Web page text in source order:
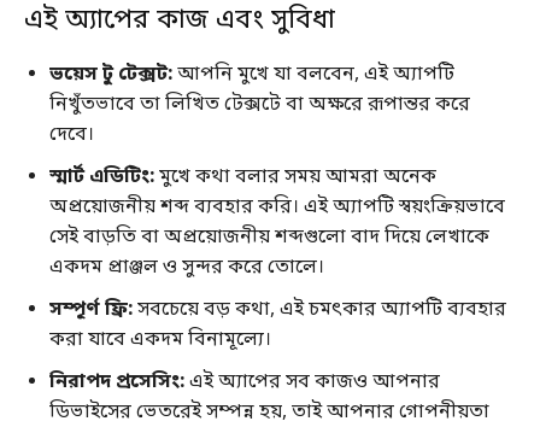
এই অ্যাপের কাজ এবং সুবিধা
ভয়েস টু টেক্সট:আপনি মুখে যা বলবেন, এই অ্যাপটি
নিখুঁতভাবে তা লিখিত টেক্সটে বা অক্ষরে রূপান্তর করে
দেবে।
স্মার্ট এডিটিং:মুখে কথা বলার সময় আমরা অনেক
অপ্রয়োজনীয় শব্দ ব্যবহার করি। এই অ্যাপটি স্বয়ংক্রিয়ভাবে
সেই বাড়তি বা অপ্রয়োজনীয় শব্দগুলো বাদ দিয়ে লেখাকে
একদম প্রাঞ্জল ও সুন্দর করে তোলে।
সম্পূর্ণ ফ্রি:সবচেয়ে বড় কথা, এই চমৎকার অ্যাপটি ব্যবহার
করা যাবে একদম বিনামূল্যে।
নিরাপদ প্রসেসিং:এই অ্যাপের সব কাজও আপনার
ডিভাইসের ভেতরেই সম্পন্ন হয়, তাই আপনার গোপনীয়তা